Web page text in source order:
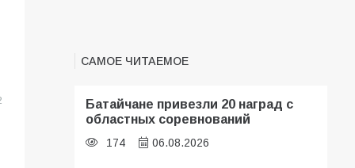
САМОЕ ЧИТАЕМОЕ
Батайчане привезли 20 наград с
областных соревнований
174 06.08.2026